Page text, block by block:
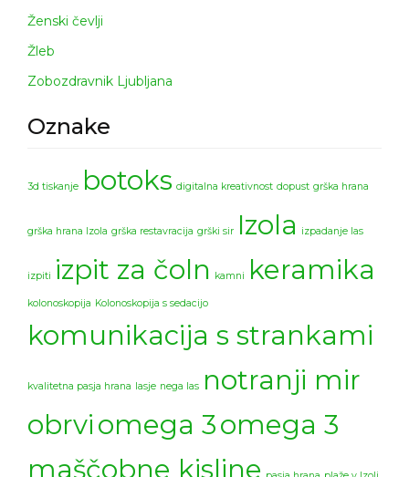
Ženski čevlji
Žleb
Zobozdravnik Ljubljana
Oznake
3d tiskanje botoks digitalna kreativnost dopust grška hrana
grška hrana Izola grška restavracija grški sir Izola izpadanje las
izpiti izpit za čoln kamni keramika
kolonoskopija Kolonoskopija s sedacijo
komunikacija s strankami
kvalitetna pasja hrana lasje nega las notranji mir
obrvi omega 3omega 3
maščobne kisline